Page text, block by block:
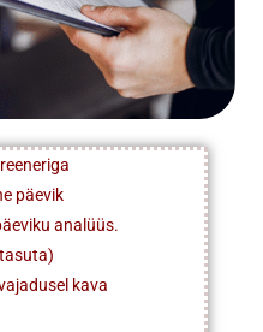
päevik
analüüs.
kava